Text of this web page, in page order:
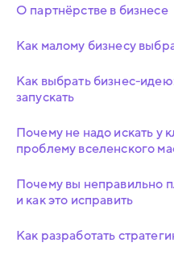
О партнёрстве в бизнесе
Как малому бизнесу
Как выбрать бизнес-
запускать
Почему не надо искать у
проблему вселенского
Почему вы неправильно
и как это исправить
Как разработать